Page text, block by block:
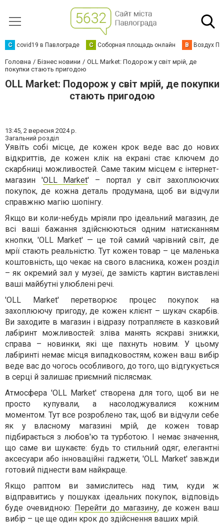
C covid19 в Павлограде С Соборная площадь онлайн В Воздух
Головна Бізнес новини
OLL Market: Подорож у світ мрій, де
покупки стають пригодою
OLL Market: Подорож у світ мрій, де покупки
стають пригодою
13:45, 2 вересня 2024 р.
Загальний розділ
Уявіть собі місце, де кожен крок веде вас до нових
відкриттів, де кожен клік на екрані стає ключем до
скарбниці можливостей. Саме таким місцем є інтернет-
магазин 'OLL Market' – портал у світ захоплюючих
покупок, де кожна деталь продумана, щоб ви відчули
справжню магію шопінгу.
Якщо ви коли-небудь мріяли про ідеальний магазин, де
всі ваші бажання здійснюються одним натисканням
кнопки, 'OLL Market' — це той самий чарівний світ, де
мрії стають реальністю. Тут кожен товар – це маленька
коштовність, що чекає на свого власника, кожен розділ
– як окремий зал у музеї, де замість картин виставлені
ваші майбутні улюблені речі.
'OLL Market' перетворює процес покупок на
захоплюючу пригоду, де кожен клієнт – шукач скарбів.
Ви заходите в магазин і відразу потрапляєте в казковий
лабіринт можливостей: зліва манять яскраві знижки,
справа – новинки, які ще пахнуть новим. У цьому
лабіринті немає місця випадковостям, кожен ваш вибір
веде вас до чогось особливого, до того, що відгукується
в серці й залишає приємний післясмак.
Атмосфера 'OLL Market' створена для того, щоб ви не
просто купували, а насолоджувалися кожним
моментом. Тут все розроблено так, щоб ви відчули себе
як у власному магазині мрій, де кожен товар
підбирається з любов'ю та турботою. І немає значення,
що саме ви шукаєте: будь то стильний одяг, елегантні
аксесуари або інноваційні гаджети, 'OLL Market' завжди
готовий піднести вам найкраще.
Якщо раптом ви замислитесь над тим, куди ж
відправитись у пошуках ідеальних покупок, відповідь
буде очевидною: Перейти до магазину, де кожен ваш
вибір – це ще один крок до здійснення ваших мрій.